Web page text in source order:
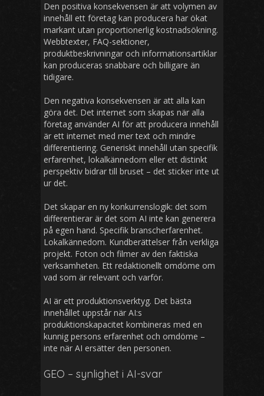
Den positiva konsekvensen är att volymen av
innehåll ett företag kan producera har ökat
markant utan proportionerlig kostnadsökning.
Webbtexter, FAQ-sektioner,
produktbeskrivningar och informationsartiklar
kan produceras snabbare och billigare än
tidigare.
Den negativa konsekvensen är att alla kan
göra det. Det internet som skapas när alla
företag använder AI för att producera innehåll
är ett internet med mer text och mindre
differentiering. Generiskt innehåll utan specifik
erfarenhet, lokalkännedom eller ett distinkt
perspektiv bidrar till bruset – det sticker inte ut
ur det.
Det skapar en ny konkurrenslogik: det som
differentierar är det som AI inte kan generera
på egen hand. Specifik branscherfarenhet.
Lokalkännedom. Kundberättelser från verkliga
projekt. Foton och filmer av den faktiska
verksamheten. Ett redaktionellt omdöme om
vad som är relevant och varför.
AI är ett produktionsverktyg. Det bästa
innehållet uppstår när AI:s
produktionskapacitet kombineras med en
kunnig persons erfarenhet och omdöme –
inte när AI ersätter den personen.
GEO – synlighet i AI-svar